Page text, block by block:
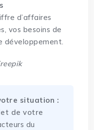
d’affaires
vos besoins de
développement.
situation :
de votre
du